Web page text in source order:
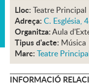
Lloc: Teatre Principal
Adreça: C. Església,
Organitza:Aula
Tipus d'acte: Música
Marc: Teatre
INFORMACIÓ